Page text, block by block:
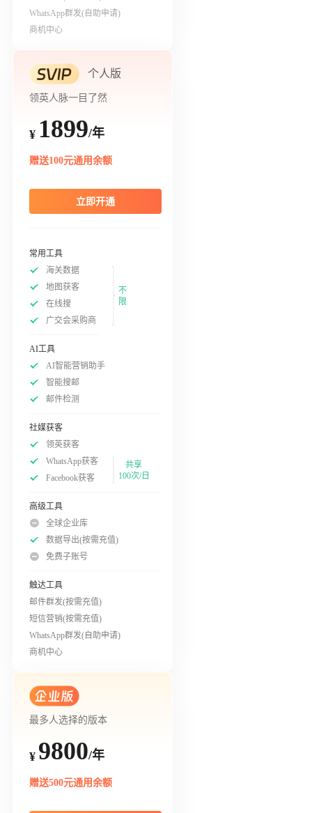
WhatsApp群发(自助申请)
商机中心
个人版
领英人脉一目了然
¥ 1899/年
赠送100元通用余额
立即开通
常用工具
海关数据
地图获客
在线搜
广交会采购商
不
限
AI工具
AI智能营销助手
智能搜邮
邮件检测
社媒获客
领英获客
WhatsApp获客
Facebook获客
共享
100次/日
高级工具
全球企业库
数据导出(按需充值)
免费子账号
触达工具
邮件群发(按需充值)
短信营销(按需充值)
WhatsApp群发(自助申请)
商机中心
最多人选择的版本
¥ 9800/年
赠送500元通用余额